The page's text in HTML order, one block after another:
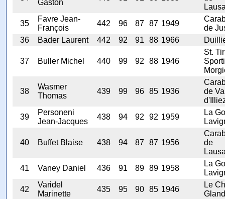
Gaston
35
Favre Jean-
François
442 96 87 87 1949
de
36
Bader Laurent 442 92 91 88 1966
37 Buller Michel 440 99 92 88 1946
St. Tir
38
Wasmer
Thomas
439 99 96 85 1936
de
39
Personeni
Jean-Jacques
438 94 92 92 1959
La
40 Buffet Blaise 438 94 87 87 1956
de
41
Vaney Daniel 436 91 89 89 1958
La
42
Varidel
Marinette
435 95 90 85 1946
Le
Gland